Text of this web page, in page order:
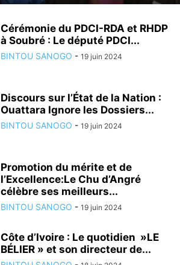
Cérémonie du PDCI-RDA et RHDP
à Soubré : Le député PDCI...
BINTOU SANOGO - 19 juin 2024
Discours sur l’État de la Nation :
Ouattara Ignore les Dossiers...
BINTOU SANOGO - 19 juin 2024
Promotion du mérite et de
l’Excellence:Le Chu d’Angré
célèbre ses meilleurs...
BINTOU SANOGO - 19 juin 2024
Côte d’Ivoire : Le quotidien »LE
BÉLIER » et son directeur de...